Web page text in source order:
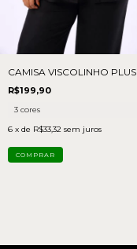
CAMISA VISCOLINHO PLUS
R$199,90
3 cores
6 x de R$33,32 sem juros
COMPRAR